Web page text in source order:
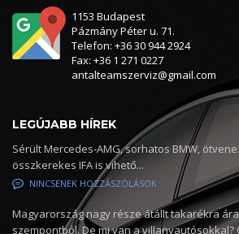
1153 Budapest
Pázmány Péter u. 71.
Telefon: +36 30 944 2924
Fax: +36 1 271 0227
antalteamszerviz@gmail.com
LEGÚJABB HÍREK
Sérült Mercedes-AMG, sorhatos BMW,
összkerekes IFA is vihető...
NINCSENEK HOZZÁSZÓLÁSOK
Magyarország nagy része átállt takarékra
szempontból. De mi van a villanyautósokkal?